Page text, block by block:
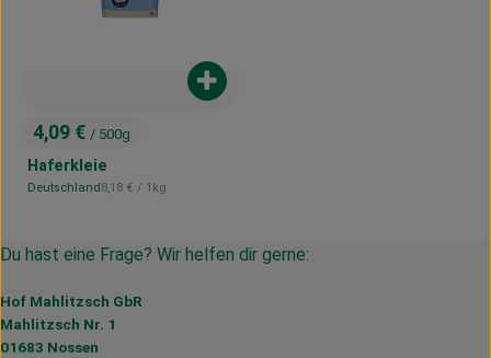
, Preis:
4,09 € / 500g
Haferkleie
, Herkunft:
Deutschland, Referenzpreis:
8,18 € / 1kg
Produkt zum Warenkorb hinzufügen
Du hast eine Frage? Wir helfen dir gerne:
Hof Mahlitzsch GbR
Mahlitzsch Nr. 1
01683 Nossen